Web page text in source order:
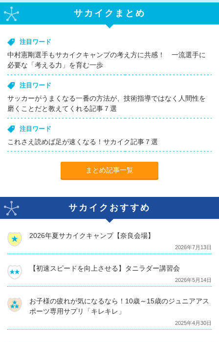
サカイクまとめ
注目ワード
中村憲剛選手もサカイクキャンプの考え方に共感！ 一流選手に
必要な「考える力」を育む一歩
注目ワード
サッカーがうまくなる一番の方法が、技術指導ではなく人間性を
磨くことだと教えてくれる記事７選
注目ワード
これさえ読めば足が速くなる！サカイク記事７選
まとめ記事一覧
サカイクおすすめ
2026年夏サカイクキャンプ【奈良会場】
2026年7月13日
【初速スピードを向上させる】タニラダー講習会
2026年5月14日
お子様の疲れが気になるなら！10歳～15歳のジュニアアス
ポーツ専用サプリ「キレキレ」
2025年4月30日